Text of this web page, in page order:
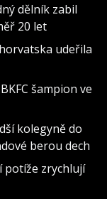
dělník zabil
20 let
udeřila
šampion ve
kolegyně do
berou dech
potíže zrychlují